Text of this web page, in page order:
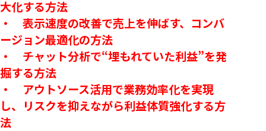
大化する方法
・ 表示速度の改善で売上を伸ばす、コンバ
ージョン最適化の方法
・ チャット分析で“埋もれていた利益”を発
掘する方法
・ アウトソース活用で業務効率化を実現
し、リスクを抑えながら利益体質強化する方
法